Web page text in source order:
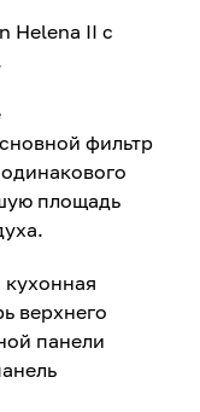
Helena II с
фильтр
площадь
кухонная
верхнего
панели